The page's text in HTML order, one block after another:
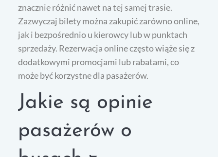
znacznie różnić nawet na tej samej trasie.
Zazwyczaj bilety można zakupić zarówno online,
jak i bezpośrednio u kierowcy lub w punktach
sprzedaży. Rezerwacja online często wiąże się z
dodatkowymi promocjami lub rabatami, co
może być korzystne dla pasażerów.
Jakie są opinie
pasażerów o